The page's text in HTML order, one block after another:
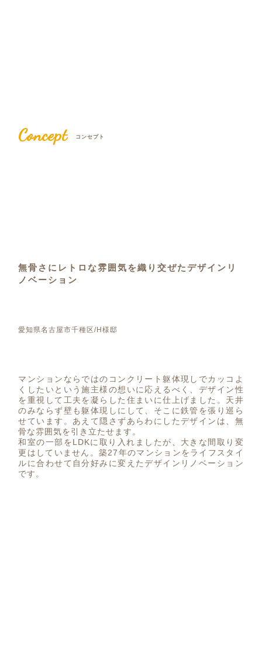
Concept コンセプト
無骨さにレトロな雰囲気を織り交ぜたデザインリ
ノベーション
愛知県名古屋市千種区/H様邸
マンションならではのコンクリート躯体現しでカッコよ
くしたいという施主様の想いに応えるべく、デザイン性
を重視して工夫を凝らした住まいに仕上げました。天井
のみならず壁も躯体現しにして、そこに鉄管を張り巡ら
せています。あえて隠さずあらわにしたデザインは、無
骨な雰囲気を引き立たせます。
和室の一部をLDKに取り入れましたが、大きな間取り変
更はしていません。築27年のマンションをライフスタイ
ルに合わせて自分好みに変えたデザインリノベーション
です。